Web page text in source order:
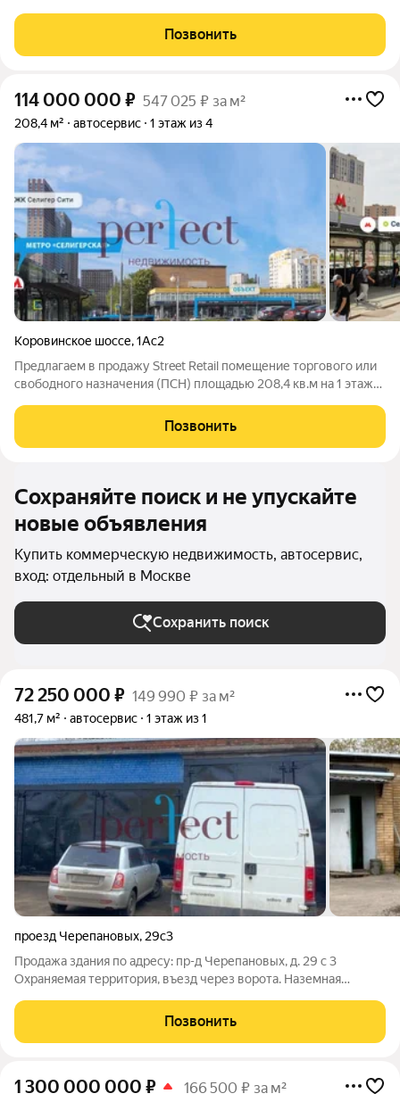
остекление. Напротив метро выхода из метро Воронцовская (1
минута пешком). Описание:
Позвонить
114 000 000 ₽ 547 025 ₽ за м²
208,4 м² автосервис 1 этаж из 4
Коровинское шоссе,1Ас2
Предлагаем в продажу Street Retail помещение торгового или
свободного назначения (ПСН) площадью 208,4 кв.м на 1 этаже
Отдельные
Позвонить
Сохраняйте поиск и не упускайте
новые объявления
Купить коммерческую недвижимость, автосервис,
вход: отдельный в Москве
Сохранить поиск
72 250 000 ₽ 149 990 ₽ за м²
481,7 м² автосервис 1 этаж из 1
проезд Черепановых, 29с3
Продажа здания по адресу: пр-д Черепановых, д. 29 с 3
Охраняемая территория, въезд через ворота. Наземная
Площадь здания 481,7м2 (1 этаж 267,5м2 + Подвал 214,2м2)
Категория объекта: автосервис,
Позвонить
1 300 000 000 ₽ 166 500 ₽ за м²